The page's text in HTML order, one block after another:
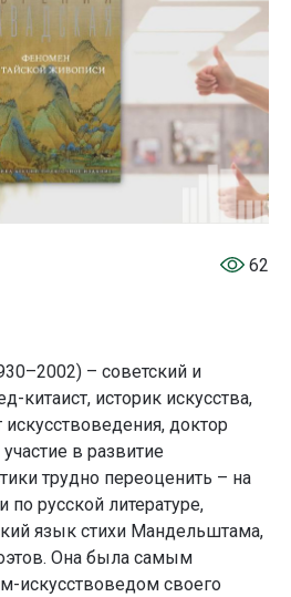
62
– советский и
китаист, историк искусства,
доктор
в развитие
трудно переоценить – на
по русской литературе,
язык стихи Мандельштама,
Она была самым
искусствоведом своего